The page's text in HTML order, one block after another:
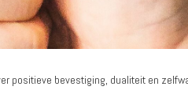
positieve bevestiging, dualiteit en